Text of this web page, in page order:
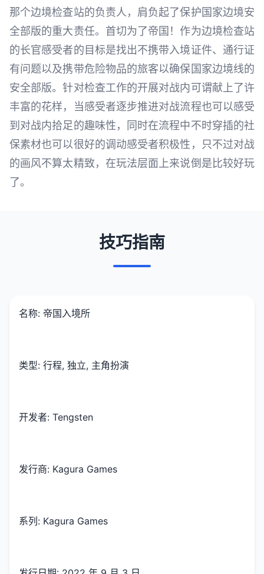
那个边境检查站的负责人，肩负起了保护国家边境安
全部版的重大责任。首切为了帝国！作为边境检查站
的长官感受者的目标是找出不携带入境证件、通行证
有问题以及携带危险物品的旅客以确保国家边境线的
安全部版。针对检查工作的开展对战内可谓献上了许
丰富的花样，当感受者逐步推进对战流程也可以感受
到对战内拾足的趣味性，同时在流程中不时穿插的社
保素材也可以很好的调动感受者积极性，只不过对战
的画风不算太精致，在玩法层面上来说倒是比较好玩
了。
技巧指南
名称: 帝国入境所
类型: 行程, 独立, 主角扮演
开发者: Tengsten
发行商: Kagura Games
系列: Kagura Games